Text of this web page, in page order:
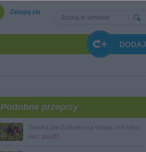
Zaloguj się
DODAJ
Podobne przepisy
Sałatka pieczarkowa na święta i nie tylko
pau_pau85